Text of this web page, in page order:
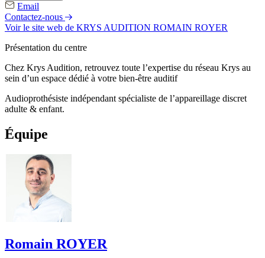
Email
Contactez-nous
Voir le site web de KRYS AUDITION ROMAIN ROYER
Présentation du centre
Chez Krys Audition, retrouvez toute l’expertise du réseau Krys au
sein d’un espace dédié à votre bien-être auditif
Audioprothésiste indépendant spécialiste de l’appareillage discret
adulte & enfant.
Équipe
Romain ROYER